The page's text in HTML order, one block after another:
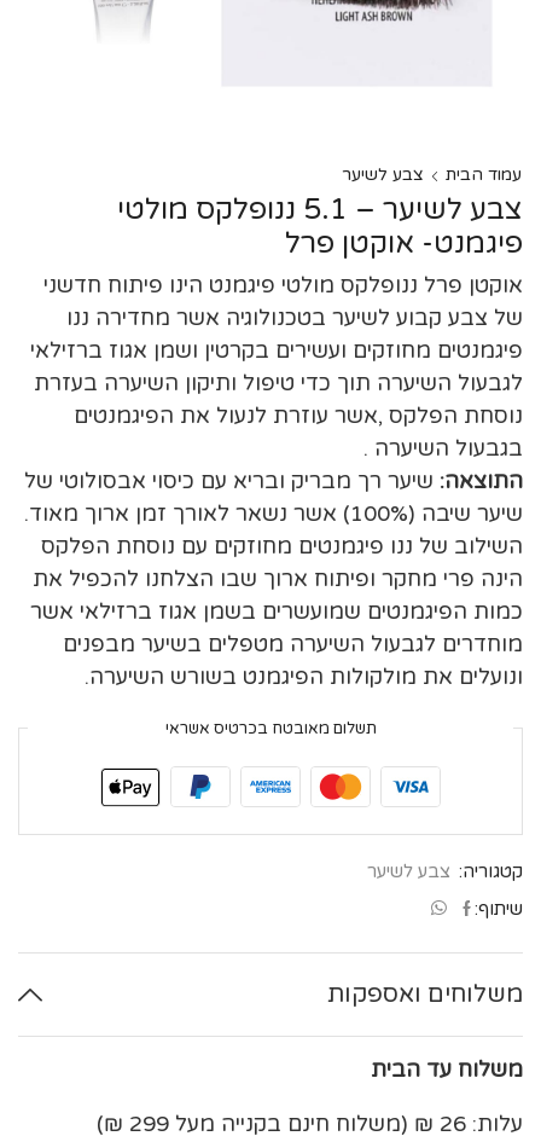
עמוד הבית צבע לשיער
צבע לשיער – 5.1 ננופלקס מולטי
פיגמנט- אוקטן פרל
אוקטן פרל ננופלקס מולטי פיגמנט הינו פיתוח חדשני
של צבע קבוע לשיער בטכנולוגיה אשר מחדירה ננו
פיגמנטים מחוזקים ועשירים בקרטין ושמן אגוז ברזילאי
לגבעול השיערה תוך כדי טיפול ותיקון השיערה בעזרת
נוסחת הפלקס ,אשר עוזרת לנעול את הפיגמנטים
בגבעול השיערה .
התוצאה: שיער רך מבריק ובריא עם כיסוי אבסולוטי של
שיער שיבה (100%) אשר נשאר לאורך זמן ארוך מאוד.
השילוב של ננו פיגמנטים מחוזקים עם נוסחת הפלקס
הינה פרי מחקר ופיתוח ארוך שבו הצלחנו להכפיל את
כמות הפיגמנטים שמועשרים בשמן אגוז ברזילאי אשר
מוחדרים לגבעול השיערה מטפלים בשיער מבפנים
ונועלים את מולקולות הפיגמנט בשורש השיערה.
תשלום מאובטח בכרטיס אשראי
קטגוריה: צבע לשיער
שיתוף:
משלוחים ואספקות
משלוח עד הבית
עלות: 26 ₪ (משלוח חינם בקנייה מעל 299 ₪)